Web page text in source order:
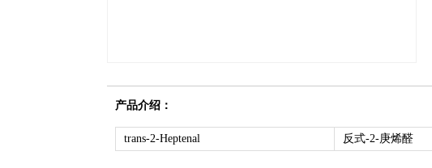
产品介绍：
trans-2-Heptenal 反式-2-庚烯醛